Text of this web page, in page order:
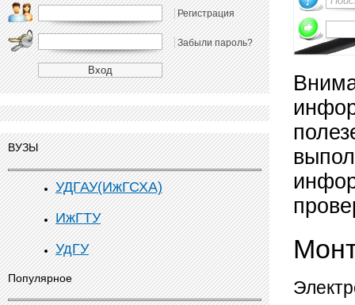
Регистрация
Забыли пароль?
ВУЗЫ
УДГАУ(ИжГСХА)
ИжГТУ
УдГУ
Популярное